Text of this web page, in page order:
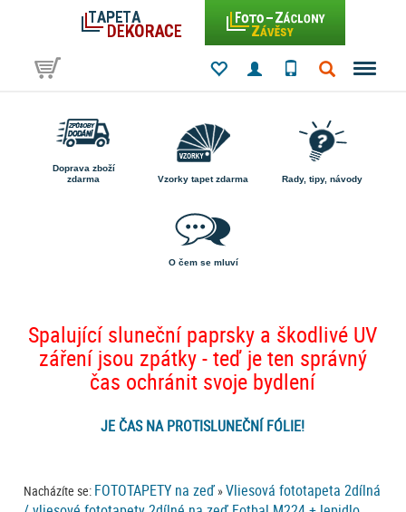
Doprava zboží
zdarma
Vzorky tapet zdarma Rady, tipy, návody
O čem se mluví
Spalující sluneční paprsky a škodlivé UV
záření jsou zpátky - teď je ten správný
čas ochránit svoje bydlení
JE ČAS NA PROTISLUNEČNÍ FÓLIE!
Nacházíte se: FOTOTAPETY na zeď »Vliesová fototapeta 2dílná